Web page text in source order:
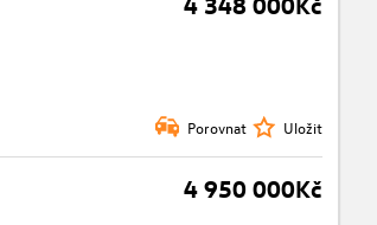
Porovnat Uložit
4 950 000Kč